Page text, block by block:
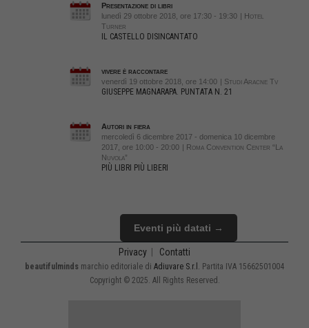
Presentazione di libri
lunedì 29 ottobre 2018, ore 17:30 - 19:30 | Hotel
Turner
IL CASTELLO DISINCANTATO
vivere è raccontare
venerdì 19 ottobre 2018, ore 14:00 | Studi Aracne Tv
GIUSEPPE MAGNARAPA. PUNTATA N. 21
Autori in fiera
mercoledì 6 dicembre 2017 - domenica 10 dicembre
2017, ore 10:00 - 20:00 | Roma Convention Center “La
Nuvola”
PIÙ LIBRI PIÙ LIBERI
Eventi più datati →
Privacy Contatti
beautifulminds marchio editoriale di Adiuvare S.r.l.
Partita IVA 15662501004
Copyright © 2025. All Rights Reserved.